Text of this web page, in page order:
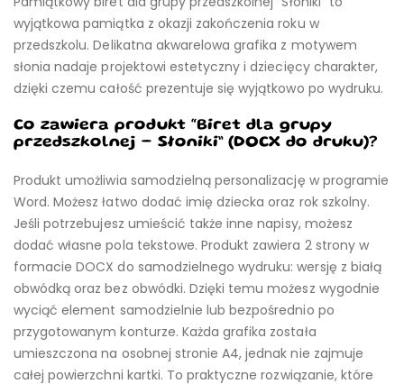
wyjątkowa pamiątka z okazji zakończenia roku w
przedszkolu. Delikatna akwarelowa grafika z motywem
słonia nadaje projektowi estetyczny i dziecięcy charakter,
dzięki czemu całość prezentuje się wyjątkowo po wydruku.
Co zawiera produkt “Biret dla grupy
przedszkolnej – Słoniki” (DOCX do druku)?
Produkt umożliwia samodzielną personalizację w programie
Word. Możesz łatwo dodać imię dziecka oraz rok szkolny.
Jeśli potrzebujesz umieścić także inne napisy, możesz
dodać własne pola tekstowe. Produkt zawiera 2 strony w
formacie DOCX do samodzielnego wydruku: wersję z białą
obwódką oraz bez obwódki. Dzięki temu możesz wygodnie
wyciąć element samodzielnie lub bezpośrednio po
przygotowanym konturze. Każda grafika została
umieszczona na osobnej stronie A4, jednak nie zajmuje
całej powierzchni kartki. To praktyczne rozwiązanie, które